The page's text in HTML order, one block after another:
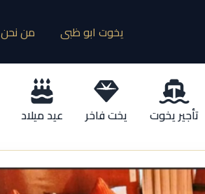
يخوت ابو ظبى من نحن
تأجير يخوت يخت فاخر عيد ميلاد